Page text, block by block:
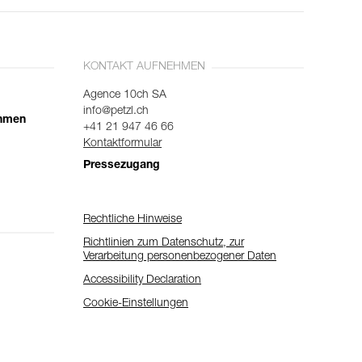
KONTAKT AUFNEHMEN
Agence 10ch SA
info@petzl.ch
+41 21 947 46 66
Kontaktformular
Pressezugang
Rechtliche Hinweise
Richtlinien zum Datenschutz, zur
Verarbeitung personenbezogener Daten
Accessibility Declaration
Cookie-Einstellungen